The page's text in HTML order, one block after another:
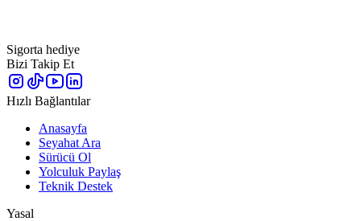
Sigorta hediye
Bizi Takip Et
Hızlı Bağlantılar
Anasayfa
Seyahat Ara
Sürücü Ol
Yolculuk Paylaş
Teknik Destek
Yasal